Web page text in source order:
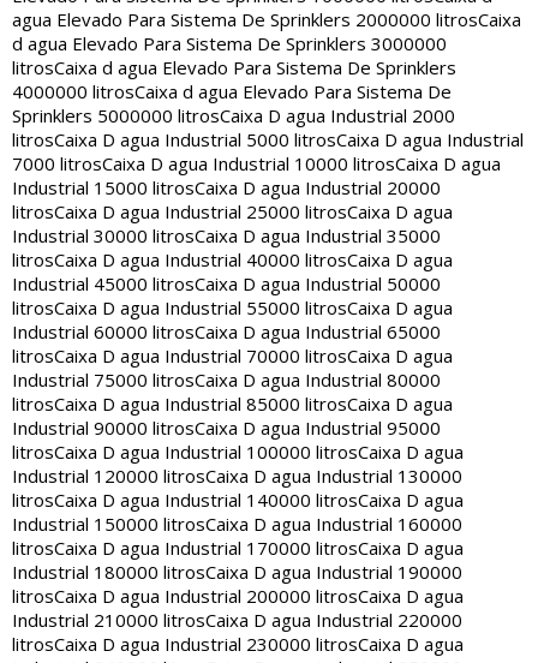
agua Elevado Para Sistema De Sprinklers 2000000 litrosCaixa
d agua Elevado Para Sistema De Sprinklers 3000000
litrosCaixa d agua Elevado Para Sistema De Sprinklers
4000000 litrosCaixa d agua Elevado Para Sistema De
Sprinklers 5000000 litrosCaixa D agua Industrial 2000
litrosCaixa D agua Industrial 5000 litrosCaixa D agua Industrial
7000 litrosCaixa D agua Industrial 10000 litrosCaixa D agua
Industrial 15000 litrosCaixa D agua Industrial 20000
litrosCaixa D agua Industrial 25000 litrosCaixa D agua
Industrial 30000 litrosCaixa D agua Industrial 35000
litrosCaixa D agua Industrial 40000 litrosCaixa D agua
Industrial 45000 litrosCaixa D agua Industrial 50000
litrosCaixa D agua Industrial 55000 litrosCaixa D agua
Industrial 60000 litrosCaixa D agua Industrial 65000
litrosCaixa D agua Industrial 70000 litrosCaixa D agua
Industrial 75000 litrosCaixa D agua Industrial 80000
litrosCaixa D agua Industrial 85000 litrosCaixa D agua
Industrial 90000 litrosCaixa D agua Industrial 95000
litrosCaixa D agua Industrial 100000 litrosCaixa D agua
Industrial 120000 litrosCaixa D agua Industrial 130000
litrosCaixa D agua Industrial 140000 litrosCaixa D agua
Industrial 150000 litrosCaixa D agua Industrial 160000
litrosCaixa D agua Industrial 170000 litrosCaixa D agua
Industrial 180000 litrosCaixa D agua Industrial 190000
litrosCaixa D agua Industrial 200000 litrosCaixa D agua
Industrial 210000 litrosCaixa D agua Industrial 220000
litrosCaixa D agua Industrial 230000 litrosCaixa D agua